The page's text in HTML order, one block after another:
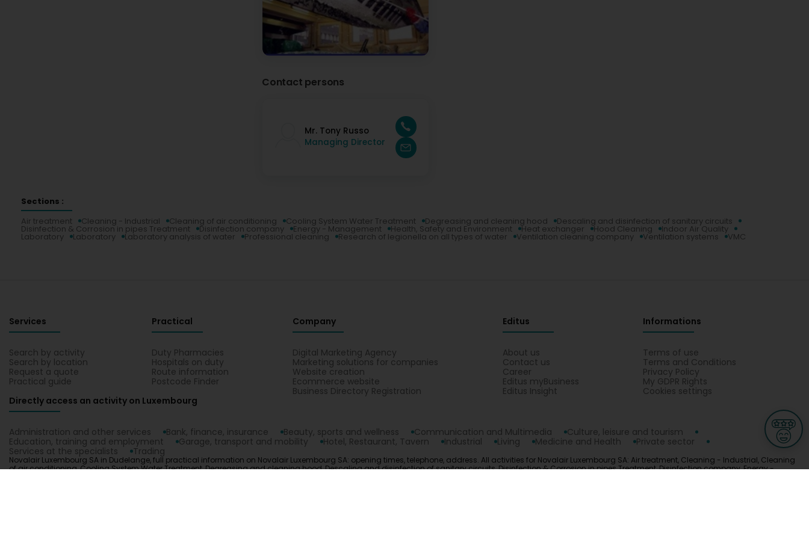
Contact persons
Mr. Tony Russo
Managing Director
Sections :
Air treatment
Cleaning - Industrial Cleaning of air conditioning Cooling System Water Treatment Degreasing and cleaning hood Descaling and disinfection of sanitary circuits
Disinfection & Corrosion in pipes Treatment Disinfection company Energy - Management Health, Safety and Environment Heat exchanger Hood Cleaning Indoor Air Quality
Laboratory Laboratory Laboratory analysis of water Professional cleaning Research of legionella on all types of water Ventilation cleaning company Ventilation systems VMC
Services
Search by activity
Search by location
Request a quote
Practical guide
Practical
Duty Pharmacies
Hospitals on duty
Route information
Postcode Finder
Company
Digital Marketing Agency
Marketing solutions for companies
Website creation
Ecommerce website
Business Directory Registration
Editus
About us
Contact us
Career
Editus myBusiness
Editus Insight
Informations
Terms of use
Terms and Conditions
Privacy Policy
My GDPR Rights
Cookies settings
Directly access an activity on Luxembourg
Administration and other services Bank, finance, insurance Beauty, sports and wellness Communication and Multimedia
Culture, leisure and tourism
Education, training and employment
Garage, transport and mobility Hotel, Restaurant, Tavern Industrial Living Medicine and Health
Private sector
Services at the specialists
Trading
Novalair Luxembourg SA in Dudelange, full practical information on Novalair Luxembourg SA: opening times, telephone, address. All activities for Novalair Luxembourg SA: Air treatment, Cleaning - Industrial, Cleaning
of air conditioning, Cooling System Water Treatment, Degreasing and cleaning hood, Descaling and disinfection of sanitary circuits, Disinfection & Corrosion in pipes Treatment, Disinfection company, Energy -